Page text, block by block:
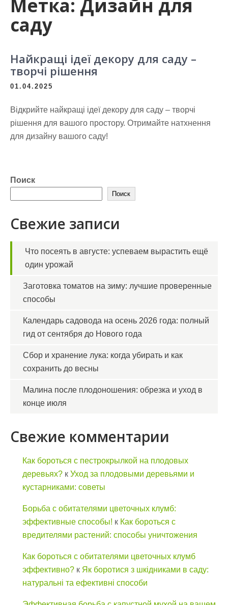
Метка: Дизайн для
саду
Найкращі ідеї декору для саду –
творчі рішення
01.04.2025
Відкрийте найкращі ідеї декору для саду – творчі
рішення для вашого простору. Отримайте натхнення
для дизайну вашого саду!
Поиск
Поиск
Свежие записи
Что посеять в августе: успеваем вырастить ещё
один урожай
Заготовка томатов на зиму: лучшие проверенные
способы
Календарь садовода на осень 2026 года: полный
гид от сентября до Нового года
Сбор и хранение лука: когда убирать и как
сохранить до весны
Малина после плодоношения: обрезка и уход в
конце июля
Свежие комментарии
Как бороться с пестрокрылкой на плодовых
деревьях? к Уход за плодовыми деревьями и
кустарниками: советы
Борьба с обитателями цветочных клумб:
эффективные способы! к Как бороться с
вредителями растений: способы уничтожения
Как бороться с обитателями цветочных клумб
эффективно? к Як боротися з шкідниками в саду:
натуральні та ефективні способи